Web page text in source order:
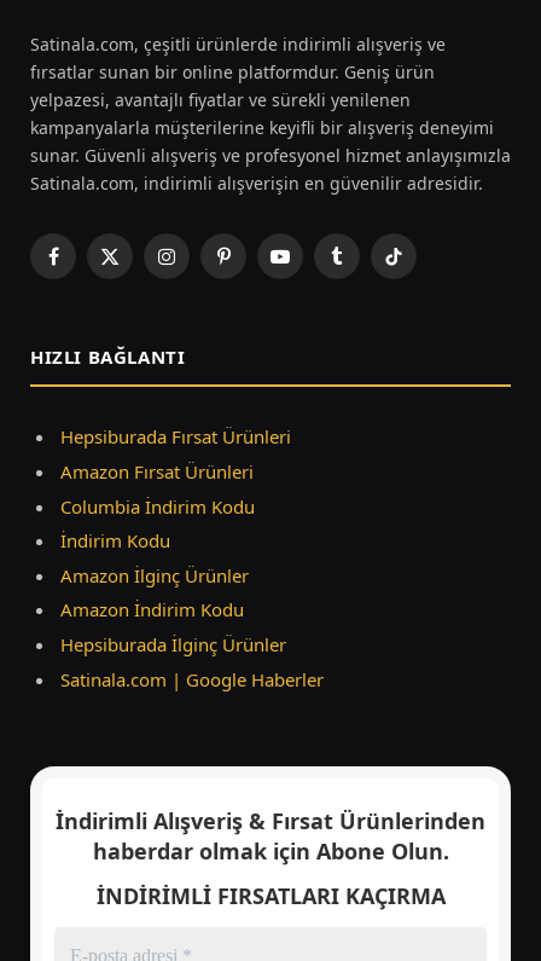
Satinala.com, çeşitli ürünlerde indirimli alışveriş ve
fırsatlar sunan bir online platformdur. Geniş ürün
yelpazesi, avantajlı fiyatlar ve sürekli yenilenen
kampanyalarla müşterilerine keyifli bir alışveriş deneyimi
sunar. Güvenli alışveriş ve profesyonel hizmet anlayışımızla
Satinala.com, indirimli alışverişin en güvenilir adresidir.
Facebook
X
InstagramPinterestYouTubeTumblrTikTok
HIZLI BAĞLANTI
Hepsiburada Fırsat Ürünleri
Amazon Fırsat Ürünleri
Columbia İndirim Kodu
İndirim Kodu
Amazon İlginç Ürünler
Amazon İndirim Kodu
Hepsiburada İlginç Ürünler
Satinala.com | Google Haberler
İndirimli Alışveriş & Fırsat Ürünlerinden
haberdar olmak için Abone Olun.
İNDİRİMLİ FIRSATLARI KAÇIRMA